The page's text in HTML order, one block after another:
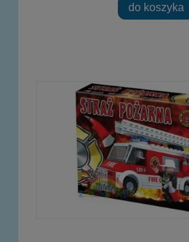
do koszyka